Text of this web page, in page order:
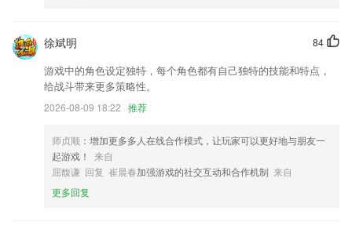
应用商店进行打分评论，说出您的使用经历，以帮助我们更好的对产品进
行优化修改。
84
徐斌明
游戏中的角色设定独特，每个角色都有自己独特的技能和特点，
给战斗带来更多策略性。
2026-08-09 18:22 推荐
师贞顺 ：增加更多多人在线合作模式，让玩家可以更好地与朋友一
起游戏！
来自
屈馥谦 回复 崔晨春加强游戏的社交互动和合作机制 来自
更多回复